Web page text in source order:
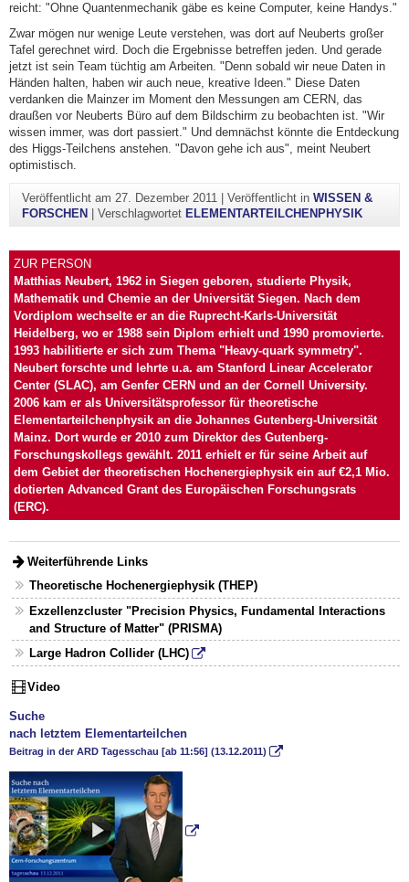
reicht: "Ohne Quantenmechanik gäbe es keine Computer, keine Handys."
Zwar mögen nur wenige Leute verstehen, was dort auf Neuberts großer
Tafel gerechnet wird. Doch die Ergebnisse betreffen jeden. Und gerade
jetzt ist sein Team tüchtig am Arbeiten. "Denn sobald wir neue Daten in
Händen halten, haben wir auch neue, kreative Ideen." Diese Daten
verdanken die Mainzer im Moment den Messungen am CERN, das
draußen vor Neuberts Büro auf dem Bildschirm zu beobachten ist. "Wir
wissen immer, was dort passiert." Und demnächst könnte die Entdeckung
des Higgs-Teilchens anstehen. "Davon gehe ich aus", meint Neubert
optimistisch.
Veröffentlicht am 27. Dezember 2011 | Veröffentlicht in WISSEN &
FORSCHEN| Verschlagwortet ELEMENTARTEILCHENPHYSIK
ZUR PERSON
Matthias Neubert, 1962 in Siegen geboren, studierte Physik,
Mathematik und Chemie an der Universität Siegen. Nach dem
Vordiplom wechselte er an die Ruprecht-Karls-Universität
Heidelberg, wo er 1988 sein Diplom erhielt und 1990 promovierte.
1993 habilitierte er sich zum Thema "Heavy-quark symmetry".
Neubert forschte und lehrte u.a. am Stanford Linear Accelerator
Center (SLAC), am Genfer CERN und an der Cornell University.
2006 kam er als Universitätsprofessor für theoretische
Elementarteilchenphysik an die Johannes Gutenberg-Universität
Mainz. Dort wurde er 2010 zum Direktor des Gutenberg-
Forschungskollegs gewählt. 2011 erhielt er für seine Arbeit auf
dem Gebiet der theoretischen Hochenergiephysik ein auf €2,1 Mio.
dotierten Advanced Grant des Europäischen Forschungsrats
(ERC).
Weiterführende Links
Theoretische Hochenergiephysik (THEP)
Exzellenzcluster "Precision Physics, Fundamental Interactions
and Structure of Matter" (PRISMA)
Large Hadron Collider (LHC)
Video
Suche
nach letztem Elementarteilchen
Beitrag in der ARD Tagesschau [ab 11:56] (13.12.2011)